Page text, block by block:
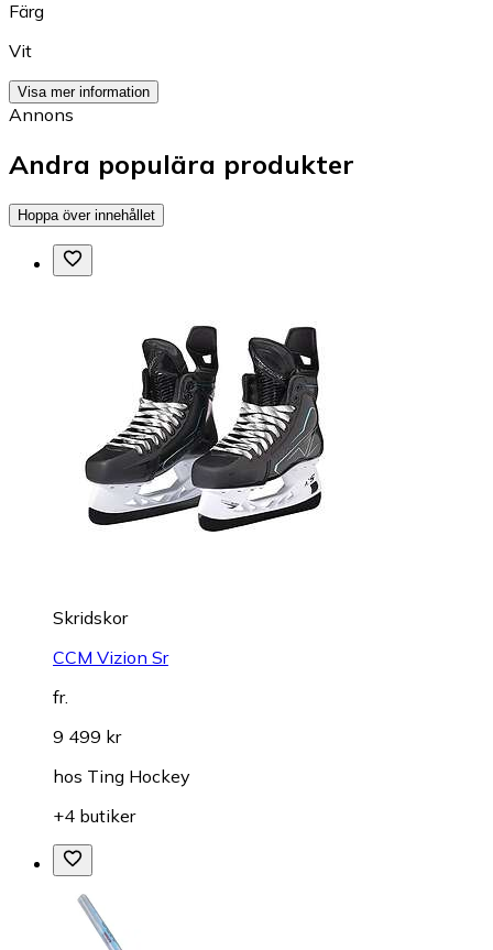
Färg
Vit
Visa mer information
Annons
Andra populära produkter
Hoppa över innehållet
Skridskor
CCM Vizion Sr
fr.
9 499 kr
hos Ting Hockey
+4 butiker